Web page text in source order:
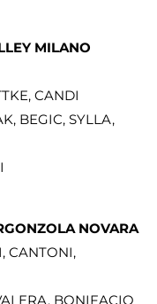
MILANO
CANDI
BEGIC, SYLLA,
NOVARA
CANTONI,
BONIFACIO